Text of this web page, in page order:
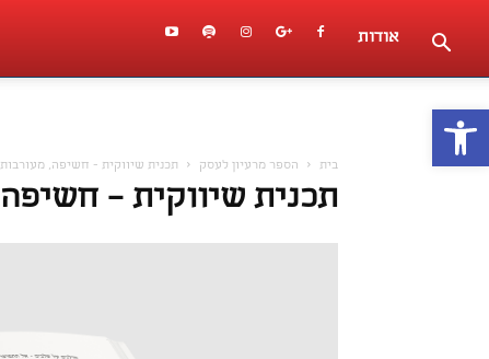
פתח סרגל נגישות
אודות
בית הספר מרעיון לעסק תכנית שיווקית - חשיפה,
תכנית שיווקית –